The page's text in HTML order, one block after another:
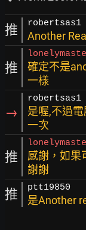
推 robertsas1
Another
推
確定不是
一樣
→
robertsas1
是喔,不過
一次
推
感謝，如果
謝謝
推 ptt19850
是Another